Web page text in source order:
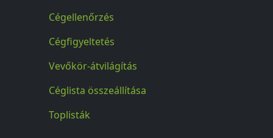
Cégellenőrzés
Cégfigyeltetés
Vevőkör-átvilágítás
Céglista összeállítása
Toplisták